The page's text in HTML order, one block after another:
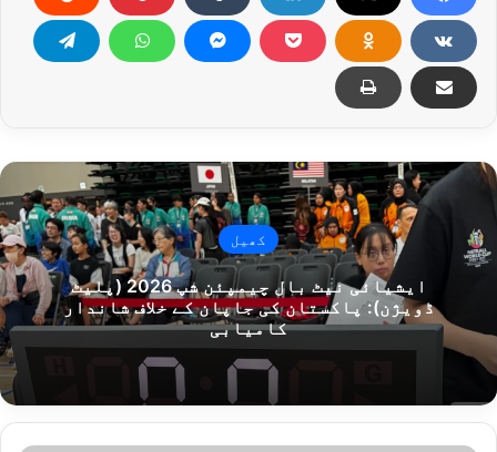
کھیل
ایشیائی نیٹ بال چیمپئن شپ 2026 (پلیٹ
ڈویژن): پاکستان کی جاپان کے خلاف شاندار
کامیابی